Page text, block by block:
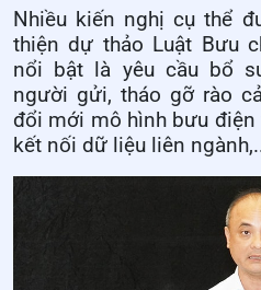
Nhiều kiến nghị cụ thể
thiện dự thảo Luật Bưu
nổi bật là yêu cầu bổ
người gửi, tháo gỡ rào
đổi mới mô hình bưu điện
kết nối dữ liệu liên